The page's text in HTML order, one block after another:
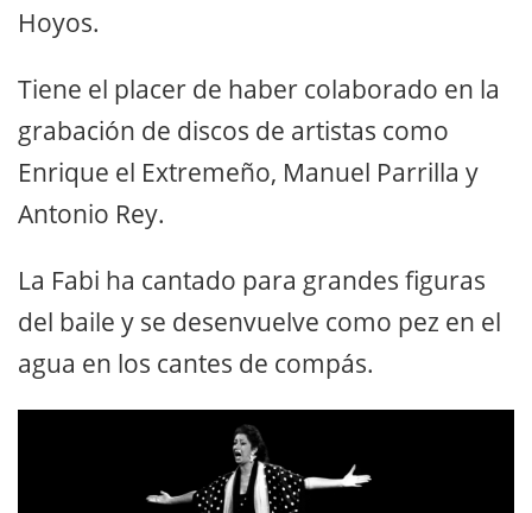
Hoyos.
Tiene el placer de haber colaborado en la
grabación de discos de artistas como
Enrique el Extremeño, Manuel Parrilla y
Antonio Rey.
La Fabi ha cantado para grandes figuras
del baile y se desenvuelve como pez en el
agua en los cantes de compás.